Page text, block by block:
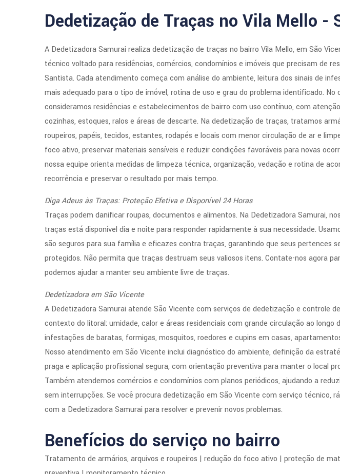
Dedetização de Traças no Vila Mello -
A Dedetizadora Samurai realiza dedetização de traças no bairro Vila Mello, em São
técnico voltado para residências, comércios, condomínios e imóveis que precisam de
Santista. Cada atendimento começa com análise do ambiente, leitura dos sinais de
mais adequado para o tipo de imóvel, rotina de uso e grau do problema identificado. No
consideramos residências e estabelecimentos de bairro com uso contínuo, com
cozinhas, estoques, ralos e áreas de descarte. Na dedetização de traças, tratamos
roupeiros, papéis, tecidos, estantes, rodapés e locais com menor circulação de ar e
foco ativo, preservar materiais sensíveis e reduzir condições favoráveis para novas
nossa equipe orienta medidas de limpeza técnica, organização, vedação e rotina de
recorrência e preservar o resultado por mais tempo.
Diga Adeus às Traças: Proteção Efetiva e Disponível 24 Horas
Traças podem danificar roupas, documentos e alimentos. Na Dedetizadora Samurai,
traças está disponível dia e noite para responder rapidamente à sua necessidade.
são seguros para sua família e eficazes contra traças, garantindo que seus pertences
protegidos. Não permita que traças destruam seus valiosos itens. Contate-nos agora
podemos ajudar a manter seu ambiente livre de traças.
Dedetizadora em São Vicente
A Dedetizadora Samurai atende São Vicente com serviços de dedetização e controle
contexto do litoral: umidade, calor e áreas residenciais com grande circulação ao longo
infestações de baratas, formigas, mosquitos, roedores e cupins em casas,
Nosso atendimento em São Vicente inclui diagnóstico do ambiente, definição da
praga e aplicação profissional segura, com orientação preventiva para manter o local
Também atendemos comércios e condomínios com planos periódicos, ajudando a
sem interrupções. Se você procura dedetização em São Vicente com serviço técnico,
com a Dedetizadora Samurai para resolver e prevenir novos problemas.
Benefícios do serviço no bairro
Tratamento de armários, arquivos e roupeiros | redução do foco ativo | proteção de